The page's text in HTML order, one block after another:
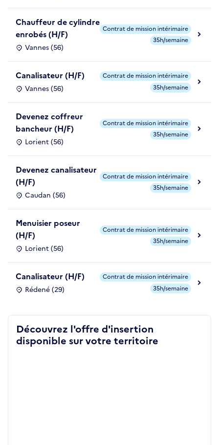
Chauffeur de cylindre
enrobés (H/F)
Vannes (56)
Contrat de mission intérimaire
35h/semaine
Canalisateur (H/F)
Vannes (56)
Contrat de mission intérimaire
35h/semaine
Devenez coffreur
bancheur (H/F)
Lorient (56)
Contrat de mission intérimaire
35h/semaine
Devenez canalisateur
(H/F)
Caudan (56)
Contrat de mission intérimaire
35h/semaine
Menuisier poseur
(H/F)
Lorient (56)
Contrat de mission intérimaire
35h/semaine
Canalisateur (H/F)
Rédené (29)
Contrat de mission intérimaire
35h/semaine
Découvrez l'offre d'insertion
disponible sur votre territoire